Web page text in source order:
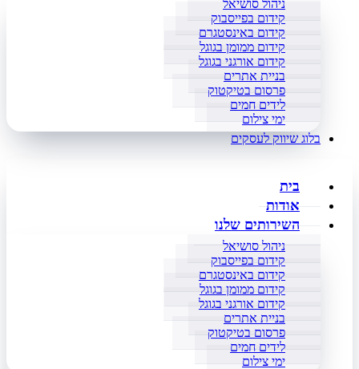
ניהול סושיאל
קידום בפייסבוק
קידום באינסטגרם
קידום ממומן בגוגל
קידום אורגני בגוגל
בניית אתרים
פרסום בטיקטוק
לידים חמים
ימי צילום
בלוג שיווק לעסקים
בית
אודות
השירותים שלנו
ניהול סושיאל
קידום בפייסבוק
קידום באינסטגרם
קידום ממומן בגוגל
קידום אורגני בגוגל
בניית אתרים
פרסום בטיקטוק
לידים חמים
ימי צילום